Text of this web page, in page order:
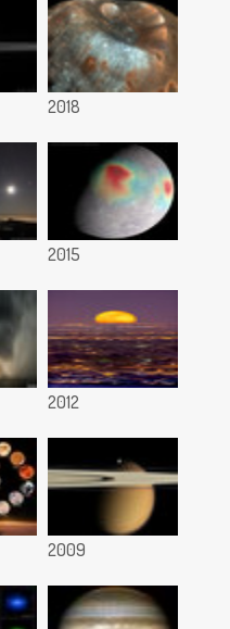
2018
2015
2012
2009